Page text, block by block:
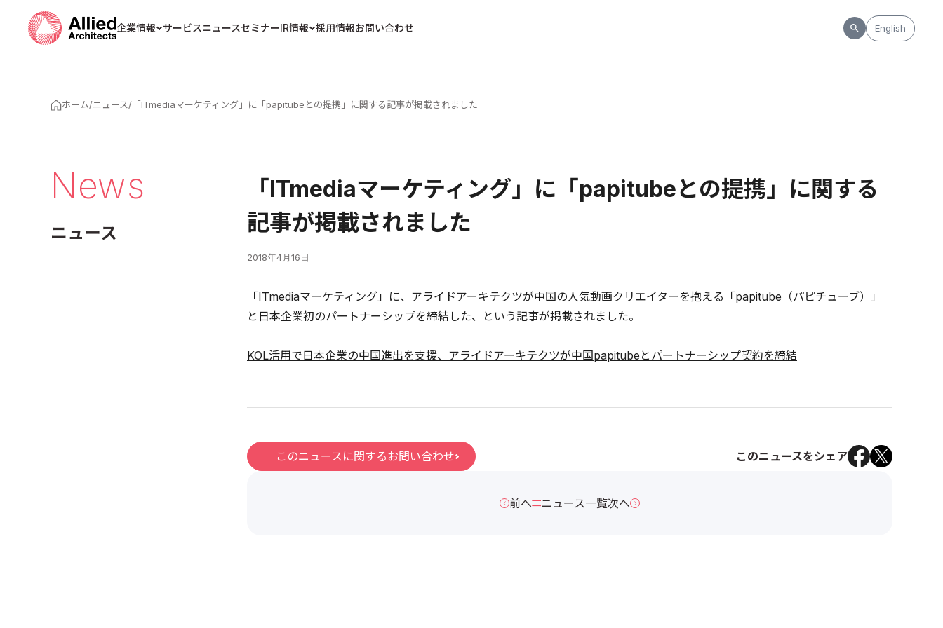
企業情報 サービスニュースセミナーIR情報 採用情報お問い合わせ English
ホーム/ニュース/ 「ITmediaマーケティング」に「papitubeとの提携」に関する記事が掲載されました
News
ニュース
「ITmediaマーケティング」に「papitubeとの提携」に関する
記事が掲載されました
2018年4月16日
「ITmediaマーケティング」に、アライドアーキテクツが中国の人気動画クリエイターを抱える「papitube（パピチューブ）」
と日本企業初のパートナーシップを締結した、という記事が掲載されました。
KOL活用で日本企業の中国進出を支援、アライドアーキテクツが中国papitubeとパートナーシップ契約を締結
このニュースに関するお問い合わせ このニュースをシェア
前へ ニュース一覧次へ